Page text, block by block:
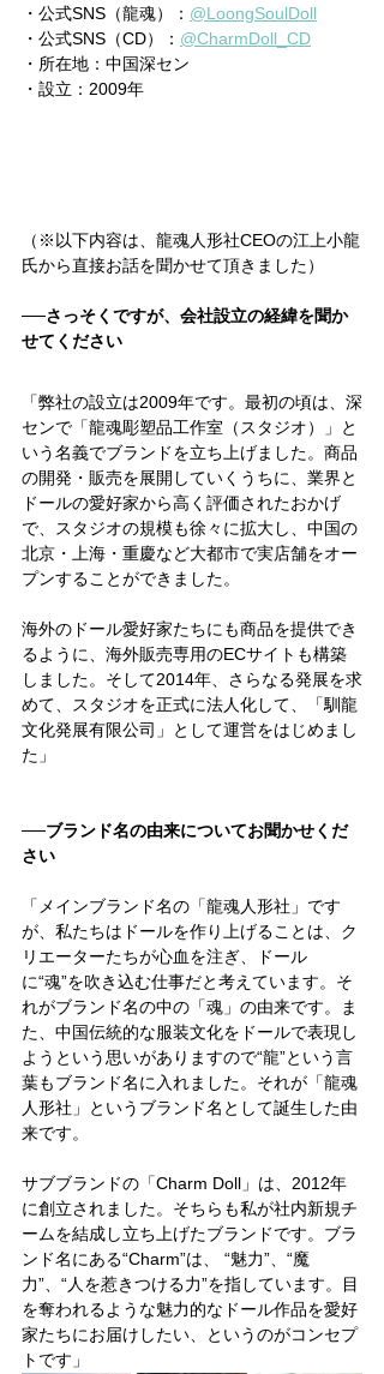
・公式SNS（龍魂）： @LoongSoulDoll
・公式SNS（CD）： @CharmDoll_CD
・所在地：中国深セン
・設立：2009年
（※以下内容は、龍魂人形社CEOの江上小龍
氏から直接お話を聞かせて頂きました）
──さっそくですが、会社設立の経緯を聞か
せてください
「弊社の設立は2009年です。最初の頃は、深
センで「龍魂彫塑品工作室（スタジオ）」と
いう名義でブランドを立ち上げました。商品
の開発・販売を展開していくうちに、業界と
ドールの愛好家から高く評価されたおかげ
で、スタジオの規模も徐々に拡大し、中国の
北京・上海・重慶など大都市で実店舗をオー
プンすることができました。
海外のドール愛好家たちにも商品を提供でき
るように、海外販売専用のECサイトも構築
しました。そして2014年、さらなる発展を求
めて、スタジオを正式に法人化して、「馴龍
文化発展有限公司」として運営をはじめまし
た」
──ブランド名の由来についてお聞かせくだ
さい
「メインブランド名の「龍魂人形社」です
が、私たちはドールを作り上げることは、ク
リエーターたちが心血を注ぎ、ドール
に“魂”を吹き込む仕事だと考えています。そ
れがブランド名の中の「魂」の由来です。ま
た、中国伝統的な服装文化をドールで表現し
ようという思いがありますので“龍”という言
葉もブランド名に入れました。それが「龍魂
人形社」というブランド名として誕生した由
来です。
サブブランドの「Charm Doll」は、2012年
に創立されました。そちらも私が社内新規チ
ームを結成し立ち上げたブランドです。ブラ
ンド名にある“Charm”は、 “魅力”、“魔
力”、“人を惹きつける力”を指しています。目
を奪われるような魅力的なドール作品を愛好
家たちにお届けしたい、というのがコンセプ
トです」